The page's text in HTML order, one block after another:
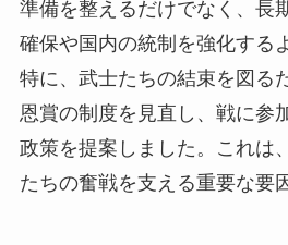
準備を整えるだけでなく、長
確保や国内の統制を強化する
特に、武士たちの結束を図る
恩賞の制度を見直し、戦に参
政策を提案しました。これは
たちの奮戦を支える重要な要